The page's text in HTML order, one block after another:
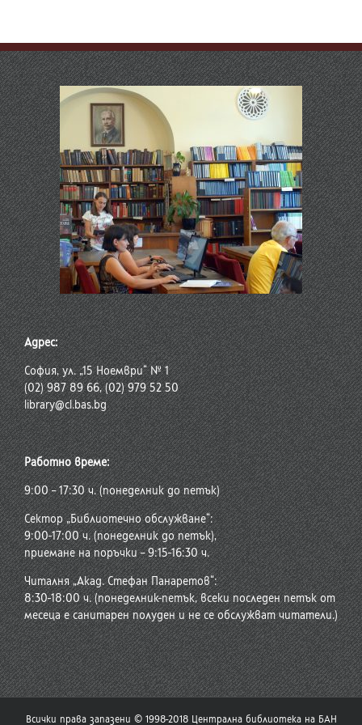
Адрес:
София, ул. „15 Ноември“ № 1
(02) 987 89 66, (02) 979 52 50
library@cl.bas.bg
Работно време:
9:00 – 17:30 ч. (понеделник до петък)
Сектор „Библиотечно обслужване“:
9:00-17:00 ч. (понеделник до петък),
приемане на поръчки – 9:15-16:30 ч.
Читалня „Акад. Стефан Панаретов“:
8:30-18:00 ч. (понеделник-петък, всеки последен петък от
месеца е санитарен полуден и не се обслужват читатели.)
Всички права запазени © 1998-2018 Централна библиотека на БАН